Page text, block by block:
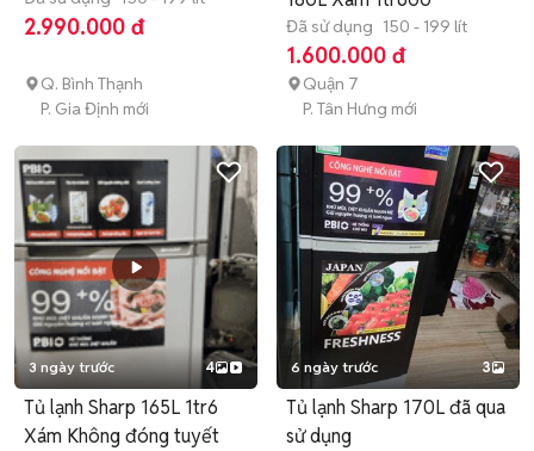
2.990.000 đ
Q. Bình Thạnh
P. Gia Định mới
Đã sử dụng 150 - 199 lít
1.600.000 đ
Quận 7
P. Tân Hưng mới
3 ngày trước 4
Tủ lạnh Sharp 165L 1tr6
Xám Không đóng tuyết
6 ngày trước 3
Tủ lạnh Sharp 170L đã qua
sử dụng